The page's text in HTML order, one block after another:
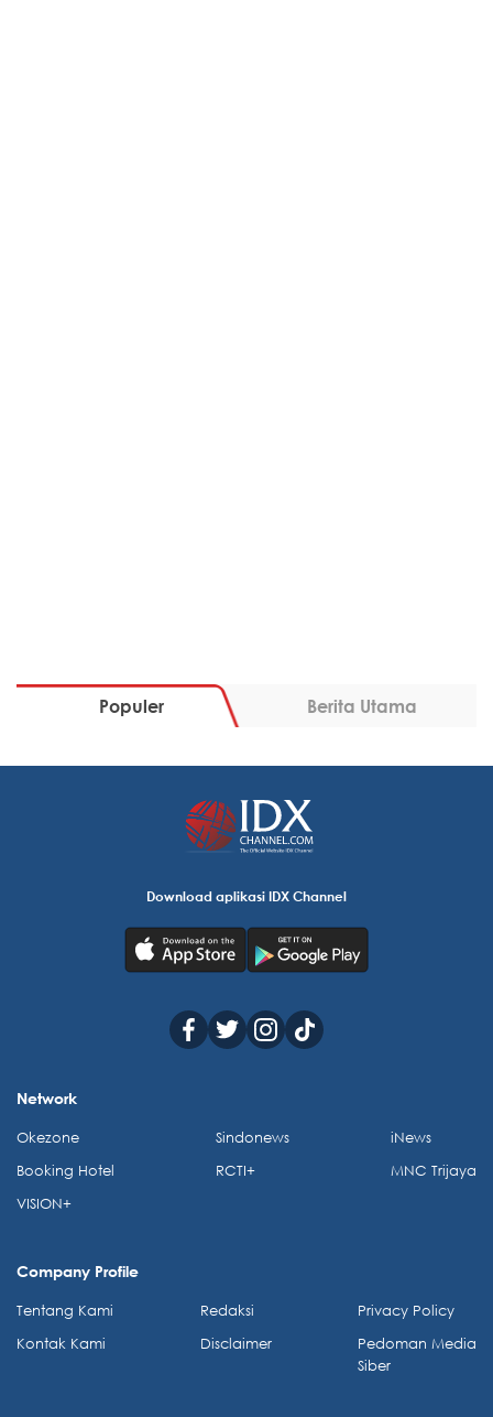
Populer Berita Utama
Download aplikasi IDX Channel
Network
Okezone
Booking Hotel
VISION+
Sindonews
RCTI+
iNews
MNC Trijaya
Company Profile
Tentang Kami
Kontak Kami
Redaksi
Disclaimer
Privacy Policy
Pedoman Media
Siber